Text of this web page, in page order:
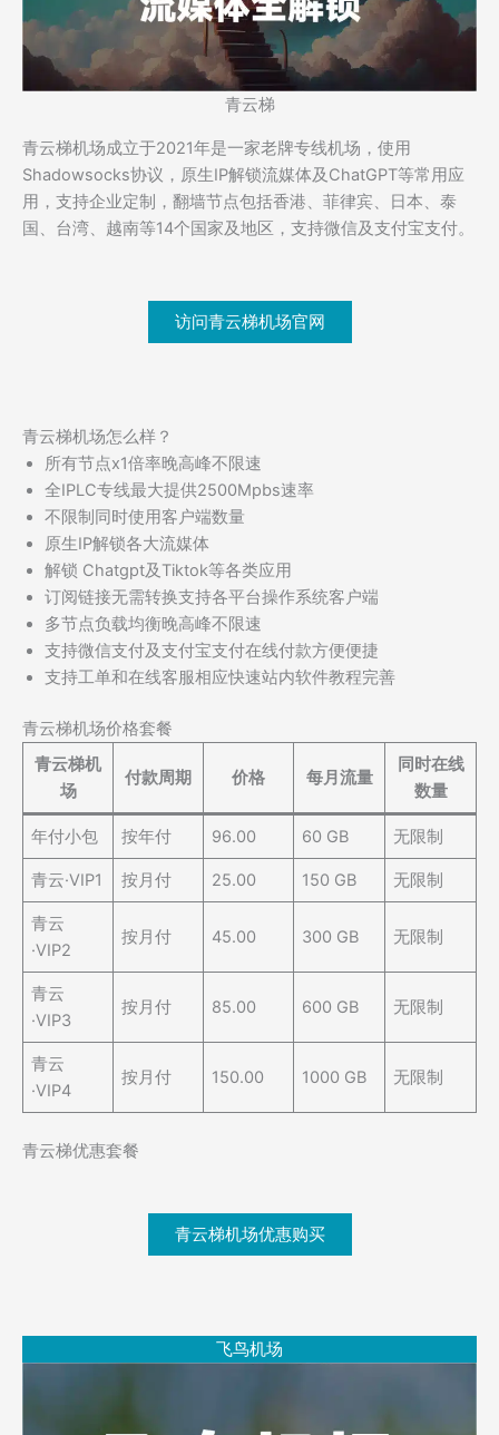
青云梯
青云梯机场成立于2021年是一家老牌专线机场，使用
Shadowsocks协议，原生IP解锁流媒体及ChatGPT等常用应
用，支持企业定制，翻墙节点包括香港、菲律宾、日本、泰
国、台湾、越南等14个国家及地区，支持微信及支付宝支付。
访问青云梯机场官网
青云梯机场怎么样？
所有节点x1倍率晚高峰不限速
全IPLC专线最大提供2500Mpbs速率
不限制同时使用客户端数量
原生IP解锁各大流媒体
解锁 Chatgpt及Tiktok等各类应用
订阅链接无需转换支持各平台操作系统客户端
多节点负载均衡晚高峰不限速
支持微信支付及支付宝支付在线付款方便便捷
支持工单和在线客服相应快速站内软件教程完善
青云梯机场价格套餐
青云梯机
场
付款周期 价格 每月流量
同时在线
数量
年付小包 按年付 96.00 60 GB 无限制
青云·VIP1 按月付 25.00 150 GB 无限制
青云
·VIP2
按月付 45.00 300 GB 无限制
青云
·VIP3
按月付 85.00 600 GB 无限制
青云
·VIP4
按月付 150.00 1000 GB 无限制
青云梯优惠套餐
青云梯机场优惠购买
飞鸟机场